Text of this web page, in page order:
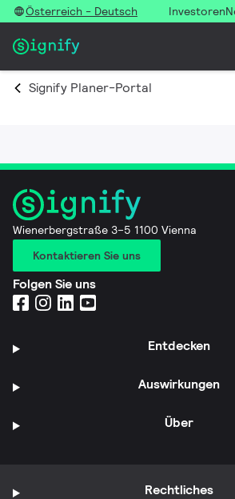
Österreich - Deutsch Investoren
Signify Planer-Portal
Wienerbergstraße 3–5 1100 Vienna
Kontaktieren Sie uns
Folgen Sie uns
Entdecken
Auswirkungen
Über
Rechtliches